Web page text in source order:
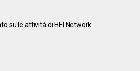
sulle attività di HEI Network